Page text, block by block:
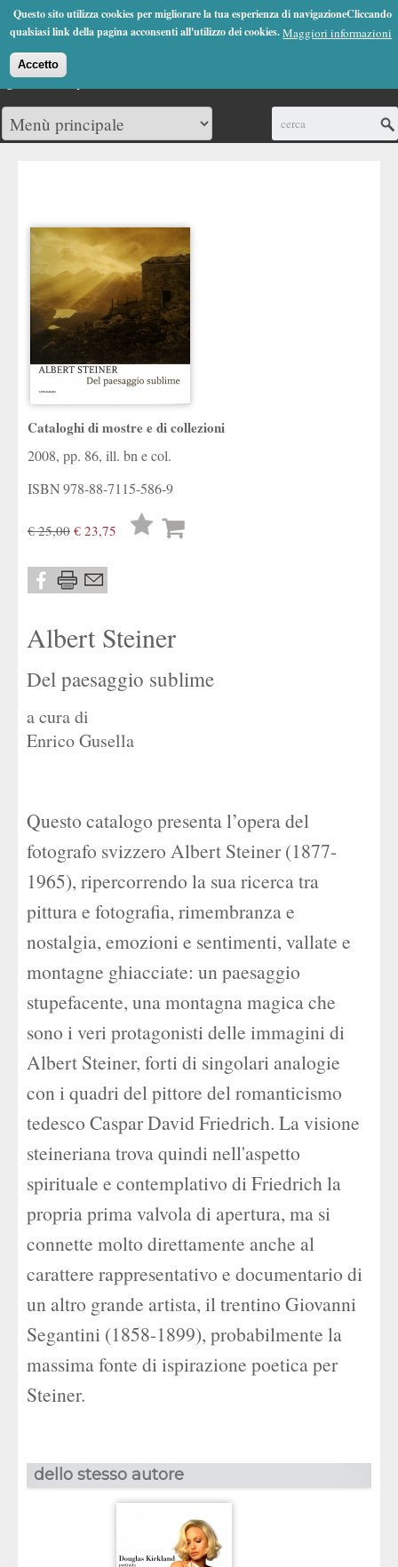
Questo sito utilizza cookies per migliorare la tua esperienza di navigazioneCliccando
qualsiasi link della pagina acconsenti all'utilizzo dei cookies.Maggiori informazioni
Accetto
Jump to Navigation
(0)
Cataloghi di mostre e di collezioni
2008, pp. 86, ill. bn e col.
ISBN978-88-7115-586-9
€ 25,00 € 23,75
Lista
Albert Steiner
Del paesaggio sublime
a cura di
Enrico Gusella
Questo catalogo presenta l’opera del
fotografo svizzero Albert Steiner (1877-
1965), ripercorrendo la sua ricerca tra
pittura e fotografia, rimembranza e
nostalgia, emozioni e sentimenti, vallate e
montagne ghiacciate: un paesaggio
stupefacente, una montagna magica che
sono i veri protagonisti delle immagini di
Albert Steiner, forti di singolari analogie
con i quadri del pittore del romanticismo
tedesco Caspar David Friedrich. La visione
steineriana trova quindi nell'aspetto
spirituale e contemplativo di Friedrich la
propria prima valvola di apertura, ma si
connette molto direttamente anche al
carattere rappresentativo e documentario di
un altro grande artista, il trentino Giovanni
Segantini (1858-1899), probabilmente la
massima fonte di ispirazione poetica per
Steiner.
dello stesso autore